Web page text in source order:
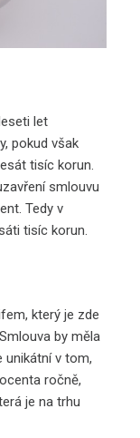
let
pokud však
tisíc korun.
smlouvu
Tedy v
tisíc korun.
který je zde
by měla
unikátní v tom,
ročně,
je na trhu